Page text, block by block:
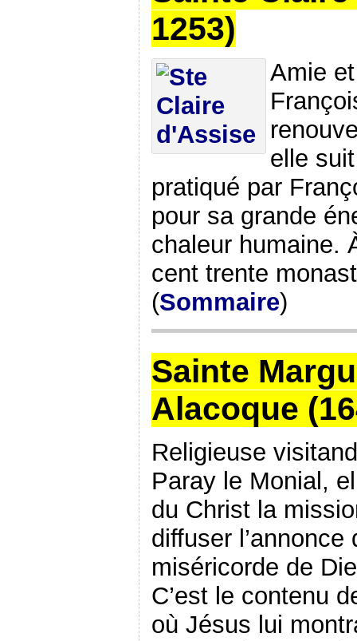
1253)
Amie
elle
pratiqué par
pour sa grande
chaleur humaine.
cent trente
(Sommaire)
Sainte
Alacoque
Religieuse
Paray le Monial,
du Christ la
diffuser l’annonce
miséricorde de
C’est le contenu
où Jésus lui